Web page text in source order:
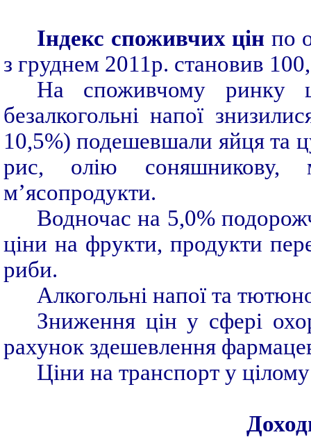
Індекс споживчих цін по
з груднем 2011р. становив
На споживчому ринку
безалкогольні напої
10,5%) подешевшали яйця та
рис, олію
м’ясопродукти.
Водночас на 5,0%
ціни на фрукти, продукти
риби.
Алкогольні напої та
Зниження цін у сфері
рахунок здешевлення
Ціни на транспорт у